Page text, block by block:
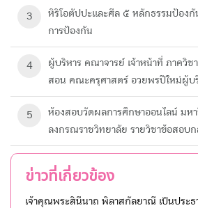
3
หิริโอตัปปะและศีล ๕ หลักธรรมป้อง
การป้องกัน
4
ผู้บริหาร คณาจารย์ เจ้าหน้าที่ ภาควิช
สอน คณะครุศาสตร์ อวยพรปีใหม่ผู้บ
5
ห้องสอบวัดผลการศึกษา​ออนไลน์ มห
ลงกรณ​ราช​วิทยาลัย​ รายวิชาข้อสอบ
ข่าวที่เกี่ยวข้อง
เจ้าคุณพระสินีนาถ พิลาสกัลยาณี เป็นประธ